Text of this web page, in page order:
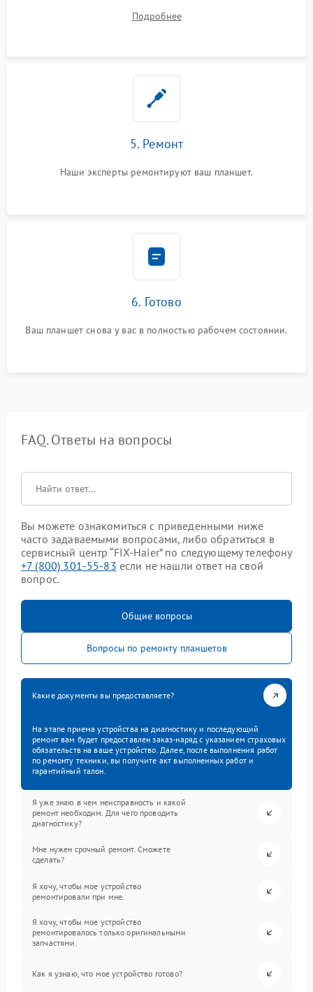
Подробнее
5. Ремонт
Наши эксперты ремонтируют ваш планшет.
6. Готово
Ваш планшет снова у вас в полностью рабочем состоянии.
FAQ. Ответы на вопросы
Вы можете ознакомиться с приведенными ниже
часто задаваемыми вопросами, либо обратиться в
сервисный центр “FIX-Haier” по следующему телефону
+7 (800) 301-55-83 если не нашли ответ на свой
вопрос.
Общие вопросы
Вопросы по ремонту планшетов
Какие документы вы предоставляете?
На этапе приема устройства на диагностику и последующий
ремонт вам будет предоставлен заказ-наряд с указанием страховых
обязательств на ваше устройство. Далее, после выполнения работ
по ремонту техники, вы получите акт выполненных работ и
гарантийный талон.
Я уже знаю в чем неисправность и какой
ремонт необходим. Для чего проводить
диагностику?
Мне нужен срочный ремонт. Сможете
сделать?
Я хочу, чтобы мое устройство
ремонтировали при мне.
Я хочу, чтобы мое устройство
ремонтировалось только оригинальными
запчастями.
Как я узнаю, что мое устройство готово?